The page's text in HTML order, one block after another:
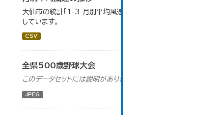
大仙市の統計「1-3 月別平均風速の推移」のデータを参照
しています。
CSV
全県500歳野球大会
このデータセットには説明がありません
JPEG